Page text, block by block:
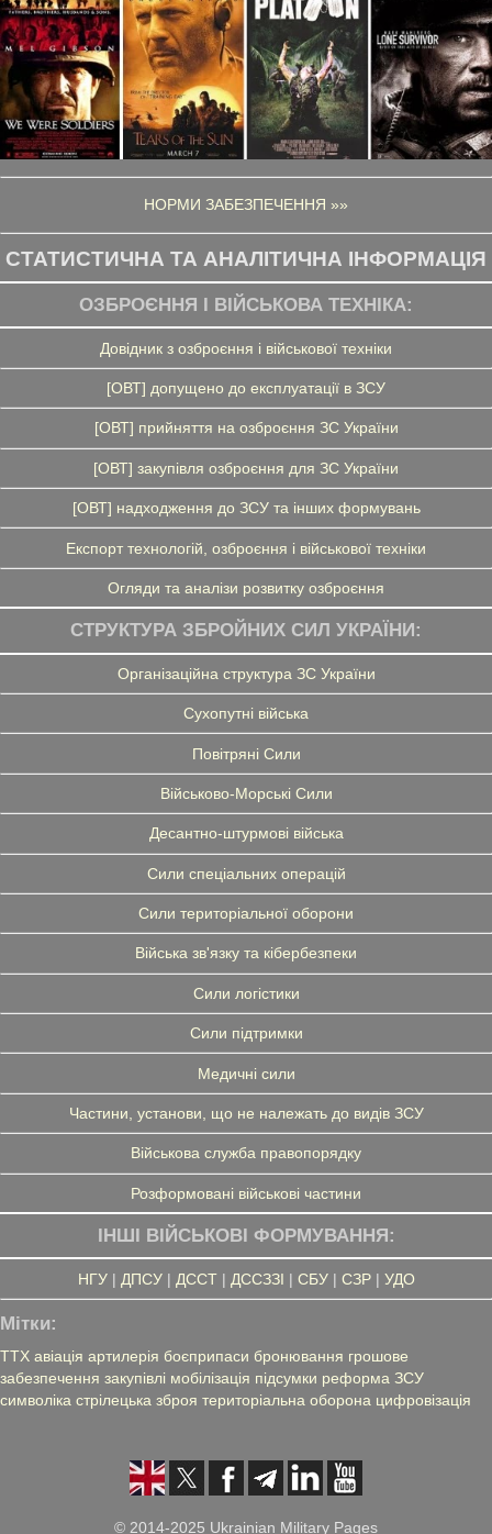
НОРМИ ЗАБЕЗПЕЧЕННЯ »»
СТАТИСТИЧНА ТА АНАЛІТИЧНА ІНФОРМАЦІЯ
ОЗБРОЄННЯ І ВІЙСЬКОВА ТЕХНІКА:
Довідник з озброєння і військової техніки
[ОВТ] допущено до експлуатації в ЗСУ
[ОВТ] прийняття на озброєння ЗС України
[ОВТ] закупівля озброєння для ЗС України
[ОВТ] надходження до ЗСУ та інших формувань
Експорт технологій, озброєння і військової техніки
Огляди та аналізи розвитку озброєння
СТРУКТУРА ЗБРОЙНИХ СИЛ УКРАЇНИ:
Організаційна структура ЗС України
Сухопутні війська
Повітряні Сили
Військово-Морські Сили
Десантно-штурмові війська
Сили спеціальних операцій
Сили територіальної оборони
Війська зв'язку та кібербезпеки
Сили логістики
Сили підтримки
Медичні сили
Частини, установи, що не належать до видів ЗСУ
Військова служба правопорядку
Розформовані військові частини
ІНШІ ВІЙСЬКОВІ ФОРМУВАННЯ:
НГУ| ДПСУ| ДССТ| ДССЗЗІ | СБУ| СЗР| УДО
Мітки:
ТТХ авіація артилерія боєприпаси бронювання грошове
забезпечення закупівлі мобілізація підсумки реформа ЗСУ
символіка стрілецька зброя територіальна оборона цифровізація
© 2014-2025 Ukrainian Military Pages